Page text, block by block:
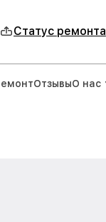
Статус ремонта
ОтзывыО нас